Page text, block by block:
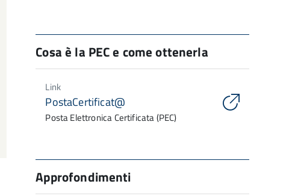
Cosa è la PEC e come ottenerla
Link
PostaCertificat@
Posta Elettronica Certificata (PEC)
Approfondimenti